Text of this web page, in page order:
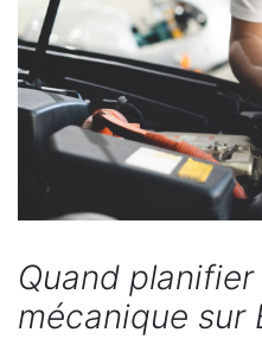
Quand
mécanique sur